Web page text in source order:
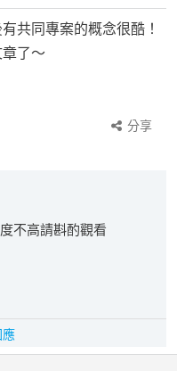
共同專案的概念很酷！
了～
分享
不高請斟酌觀看
應